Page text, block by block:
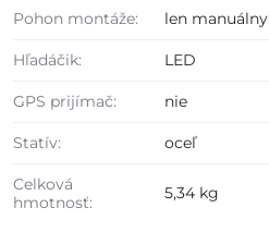
Pohon montáže: len manuálny
Hľadáčik: LED
GPS prijímač: nie
Statív: oceľ
Celková
hmotnosť:
5,34 kg